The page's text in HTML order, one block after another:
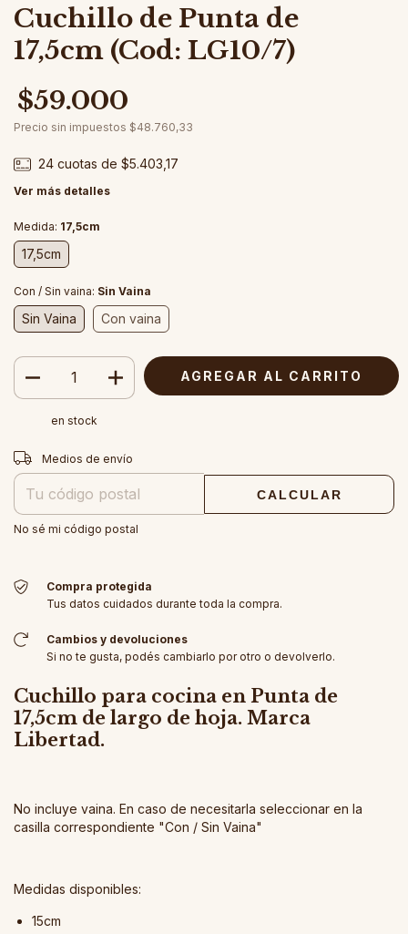
Cuchillo de Punta de
17,5cm (Cod: LG10/7)
$59.000
Precio sin impuestos $48.760,33
24 cuotas de $5.403,17
Ver más detalles
Medida: 17,5cm
17,5cm
Con / Sin vaina: Sin Vaina
Sin Vaina Con vaina
en stock
Entregas para el CP:
Medios de envío
CALCULAR
No sé mi código postal
Compra protegida
Tus datos cuidados durante toda la compra.
Cambios y devoluciones
Si no te gusta, podés cambiarlo por otro o devolverlo.
Cuchillo para cocina en Punta de
17,5cm de largo de hoja. Marca
Libertad.
No incluye vaina. En caso de necesitarla seleccionar en la
casilla correspondiente "Con / Sin Vaina"
Medidas disponibles:
15cm